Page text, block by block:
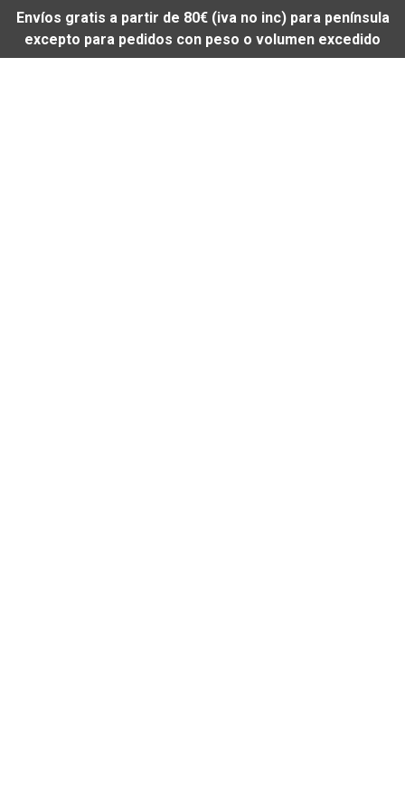
Envíos gratis a partir de 80€ (iva no inc) para península
excepto para pedidos con peso o volumen excedido